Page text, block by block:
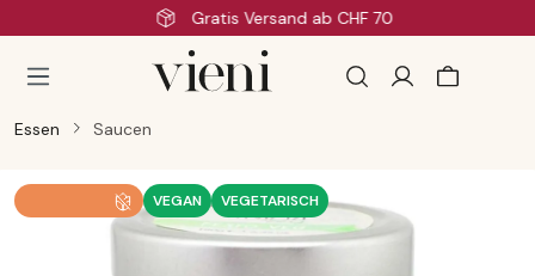
Zum Hauptinhalt springenSchnelle Lieferung
Essen Saucen
VEGAN VEGETARISCH
Bildergalerie überspringen